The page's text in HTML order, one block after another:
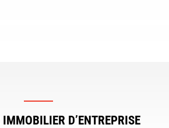
D’ENTREPRISE